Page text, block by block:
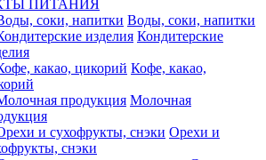
ПИТАНИЯ
Воды, соки, напитки
Кондитерские
Кофе, какао,
Молочная
Орехи и
снэки